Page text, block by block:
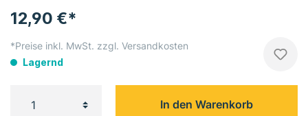
12,90 €*
*Preise inkl. MwSt. zzgl. Versandkosten
Lagernd
In den Warenkorb